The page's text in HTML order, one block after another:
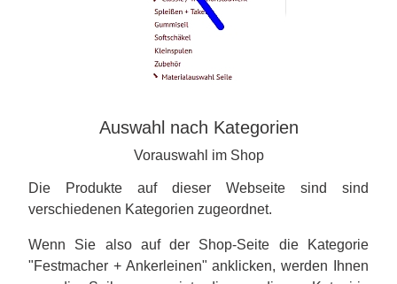
Auswahl nach Kategorien
Vorauswahl im Shop
Die Produkte auf dieser Webseite sind sind
verschiedenen Kategorien zugeordnet.
Wenn Sie also auf der Shop-Seite die Kategorie
"Festmacher + Ankerleinen" anklicken, werden Ihnen